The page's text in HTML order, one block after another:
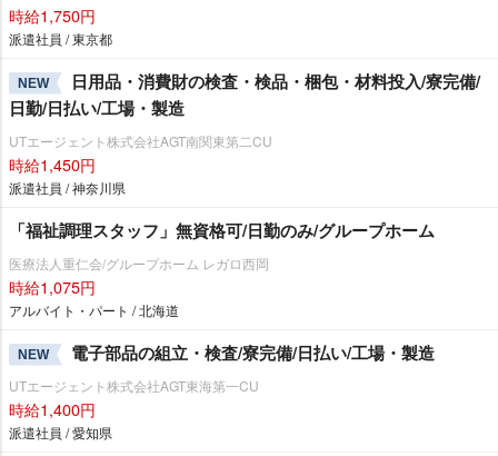
時給1,750円
派遣社員 / 東京都
NEW
日用品・消費財の検査・検品・梱包・材料投入/寮完備/
日勤/日払い/工場・製造
UTエージェント株式会社AGT南関東第二CU
時給1,450円
派遣社員 / 神奈川県
「福祉調理スタッフ」無資格可/日勤のみ/グループホーム
医療法人重仁会/グループホーム レガロ西岡
時給1,075円
アルバイト・パート / 北海道
NEW 電子部品の組立・検査/寮完備/日払い/工場・製造
UTエージェント株式会社AGT東海第一CU
時給1,400円
派遣社員 / 愛知県